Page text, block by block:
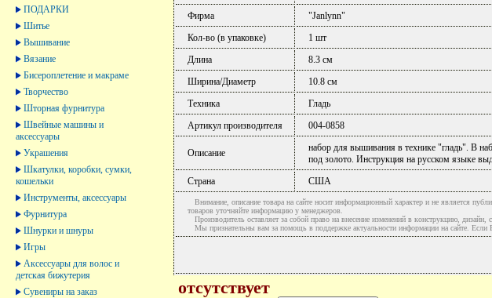
ПОДАРКИ
Шитье
Вышивание
Вязание
Бисероплетение и макраме
Творчество
Шторная фурнитура
Швейные машины и
аксессуары
Украшения
Шкатулки, коробки, сумки,
кошельки
Инструменты, аксессуары
Фурнитура
Шнурки и шнуры
Игры
Аксессуары для волос и
детская бижутерия
Сувениры на заказ
Фирма
"Janlynn"
Кол-во (в упаковке)
1 шт
Длина
8.3 см
Ширина/Диаметр
10.8 см
Техника
Гладь
Артикул производителя
004-0858
Описание
набор для вышивания в технике "гладь". В
под золото. Инструкция на русском языке
Страна
США
Внимание, описание товара на сайте носит информационный характер и не является
товаров уточняйте информацию у менеджеров.
Производитель оставляет за собой право на внесение изменений в конструкцию, дизайн,
Мы признательны вам за помощь в поддержке актуальности информации на сайте. Если
отсутствует